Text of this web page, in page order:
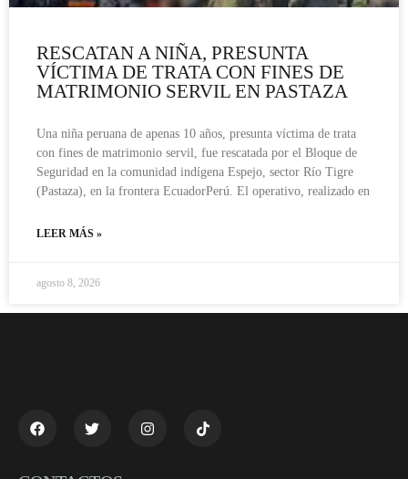
RESCATAN A NIÑA, PRESUNTA
VÍCTIMA DE TRATA CON FINES DE
MATRIMONIO SERVIL EN PASTAZA
Una niña peruana de apenas 10 años, presunta víctima de trata
con fines de matrimonio servil, fue rescatada por el Bloque de
Seguridad en la comunidad indígena Espejo, sector Río Tigre
(Pastaza), en la frontera EcuadorPerú. El operativo, realizado en
LEER MÁS »
agosto 8, 2026